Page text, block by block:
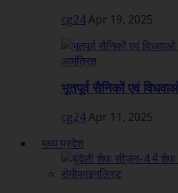
cg24Apr 19, 2025
भूतपूर्व सैनिकों एवं
cg24Apr 11, 2025
मध्य प्रदेश